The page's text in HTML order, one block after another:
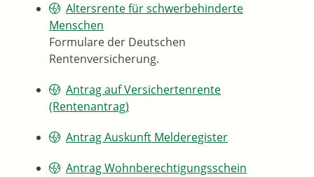
Altersrente für schwerbehinderte
Menschen
Formulare der Deutschen
Rentenversicherung.
Antrag auf Versichertenrente
(Rentenantrag)
Antrag Auskunft Melderegister
Antrag Wohnberechtigungsschein